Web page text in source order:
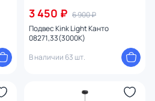
3 450 ₽ 6 900 ₽
Подвес Kink Light Канто
08271,33(3000K)
В наличии 63 шт.